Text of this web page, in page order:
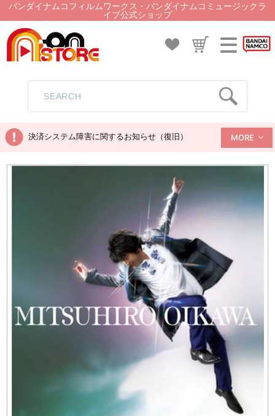
バンダイナムコフィルムワークス・バンダイナムコミュージックラ
イブ公式ショップ
決済システム障害に関するお知らせ（復旧） MORE